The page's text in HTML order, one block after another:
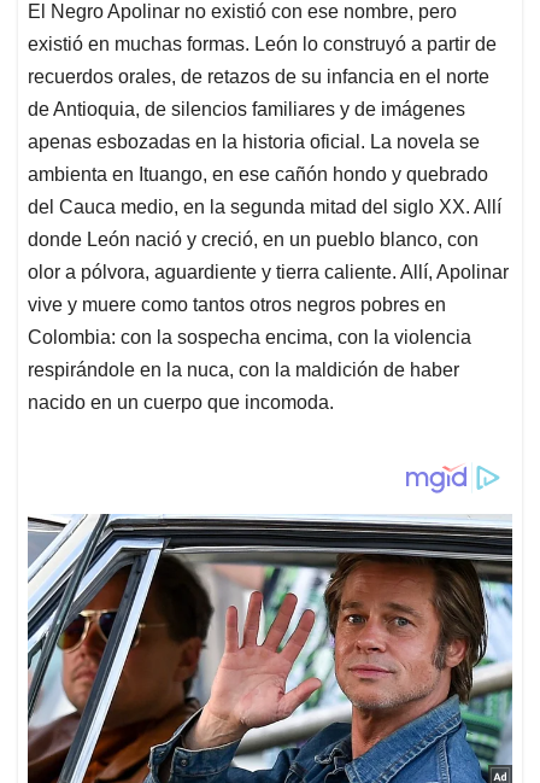
El Negro Apolinar no existió con ese nombre, pero
existió en muchas formas. León lo construyó a partir de
recuerdos orales, de retazos de su infancia en el norte
de Antioquia, de silencios familiares y de imágenes
apenas esbozadas en la historia oficial. La novela se
ambienta en Ituango, en ese cañón hondo y quebrado
del Cauca medio, en la segunda mitad del siglo XX. Allí
donde León nació y creció, en un pueblo blanco, con
olor a pólvora, aguardiente y tierra caliente. Allí, Apolinar
vive y muere como tantos otros negros pobres en
Colombia: con la sospecha encima, con la violencia
respirándole en la nuca, con la maldición de haber
nacido en un cuerpo que incomoda.